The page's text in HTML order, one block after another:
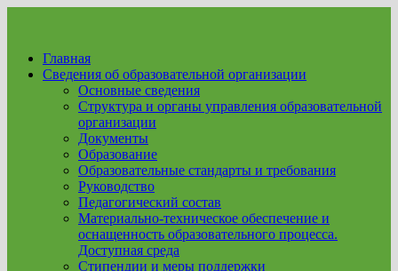
Главная
Сведения об образовательной организации
Основные сведения
Структура и органы управления образовательной
организации
Документы
Образование
Образовательные стандарты и требования
Руководство
Педагогический состав
Материально-техническое обеспечение и
оснащенность образовательного процесса.
Доступная среда
Стипендии и меры поддержки